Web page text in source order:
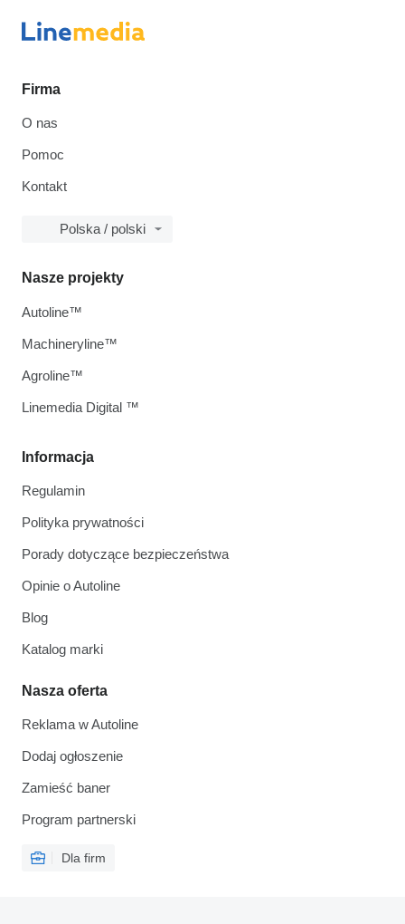
Firma
O nas
Pomoc
Kontakt
Polska / polski
Informacja
Regulamin
Polityka prywatności
Porady dotyczące bezpieczeństwa
Opinie o Autoline
Blog
Katalog marki
Nasza oferta
Reklama w Autoline
Dodaj ogłoszenie
Zamieść baner
Program partnerski
Dla firm
Nasze projekty
Autoline™
Machineryline™
Agroline™
Linemedia Digital ™